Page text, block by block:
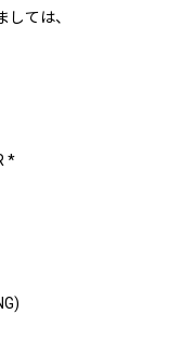
ては、
*